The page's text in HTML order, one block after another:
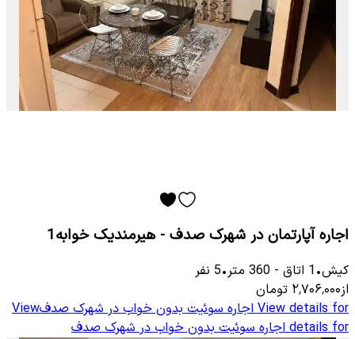
اجاره آپارتمان در شهرک صدف - هیرمندیک خوابه1
کیش•
1 اتاق -
360 متر•
5 نفر
از۲٬۷۰۶٬۰۰۰ تومان
View details for اجاره سوئیت بدون خواب در شهرک صدفView
details for اجاره سوئیت بدون خواب در شهرک صدف